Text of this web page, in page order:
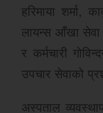
हरिमाया शर्मा,
लायन्स आँखा सेवा
र कर्मचारी
उपचार सेवाको
अस्पताल